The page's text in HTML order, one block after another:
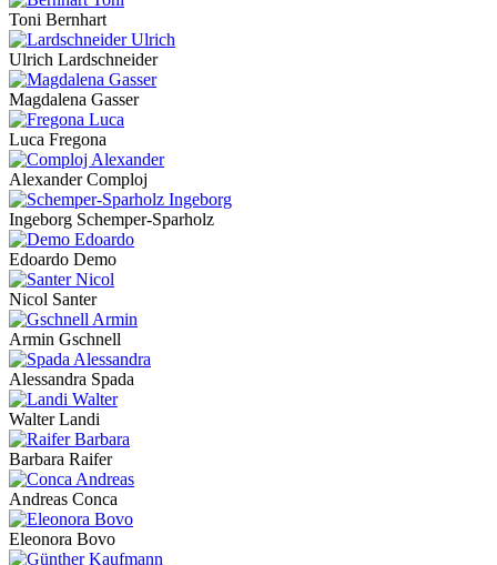
Toni Bernhart
Ulrich Lardschneider
Magdalena Gasser
Luca Fregona
Alexander Comploj
Ingeborg Schemper-Sparholz
Edoardo Demo
Nicol Santer
Armin Gschnell
Alessandra Spada
Walter Landi
Barbara Raifer
Andreas Conca
Eleonora Bovo